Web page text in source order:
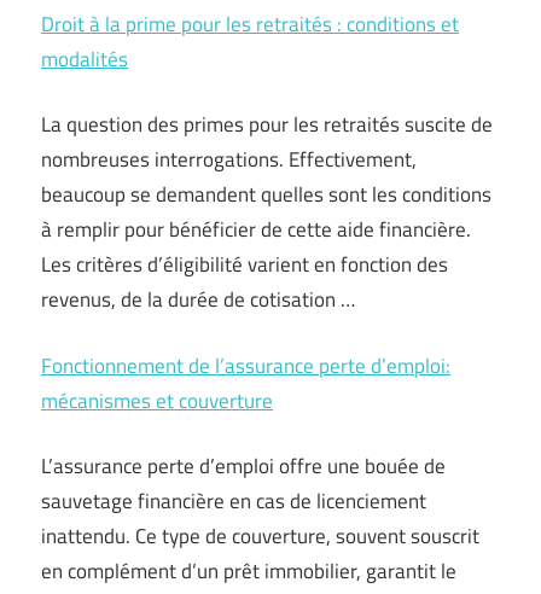
Droit à la prime pour les retraités : conditions et
modalités
La question des primes pour les retraités suscite de
nombreuses interrogations. Effectivement,
beaucoup se demandent quelles sont les conditions
à remplir pour bénéficier de cette aide financière.
Les critères d’éligibilité varient en fonction des
revenus, de la durée de cotisation …
Fonctionnement de l’assurance perte d’emploi:
mécanismes et couverture
L’assurance perte d’emploi offre une bouée de
sauvetage financière en cas de licenciement
inattendu. Ce type de couverture, souvent souscrit
en complément d’un prêt immobilier, garantit le